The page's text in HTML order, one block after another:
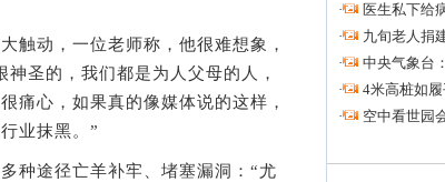
动，一位老师称，他很难想象，
圣的，我们都是为人父母的人，
痛心，如果真的像媒体说的这样，
业抹黑。”
途径亡羊补牢、堵塞漏洞：“尤
·
医生私下给
·
九旬老人捐
·
中央气象台
·
4米高桩如
·
空中看世园